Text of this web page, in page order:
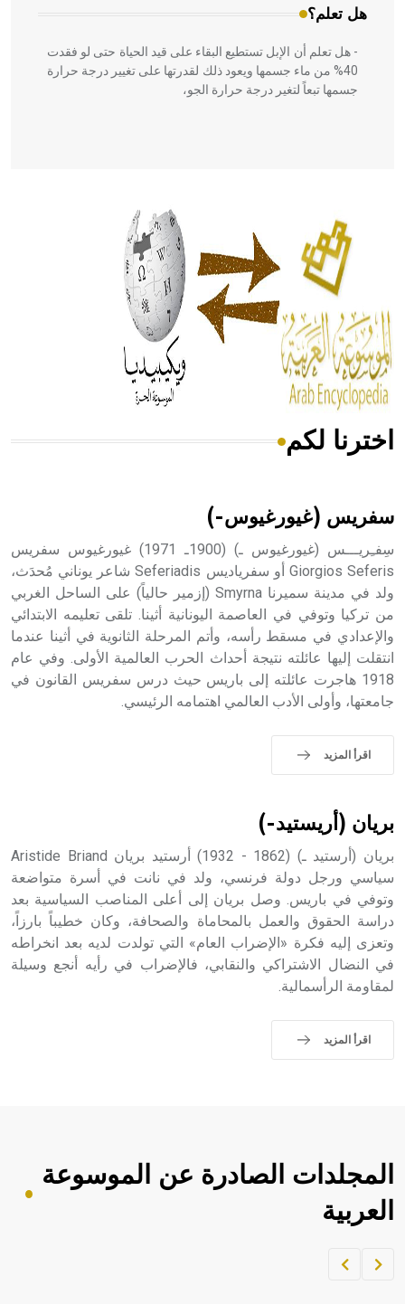
هل تعلم؟
- هل تعلم أن الإبل تستطيع البقاء على قيد الحياة حتى لو فقدت
40% من ماء جسمها ويعود ذلك لقدرتها على تغيير درجة حرارة
جسمها تبعاً لتغير درجة حرارة الجو،
الحكم، الأدلة، تنظيم التغذية، ورسالته في جروح الرأس. ويعود
له الفضل بأنه حرر الطب من الدين والفلسفة.
- هل تعلم أن المرجان إفراز حيواني يتكون في البحر ويتركب
من مادة كربونات الكلسيوم، وهو أحمر أو شديد الحمرة وهو
أجود أنواعه، ويمتاز بكبر الحجم ويسمى الش
هل تعلم أن الأبسيد كلمة فرنسية اللفظ تم اعتمادها مصطلحاً
- هل تعلم أن أبجر Abgar اسم معروف جيداً يعود إلى عدد من
الملوك الذين حكموا مدينة إديسا (الرها) من أبجر الأول وحتى
التاسع، وهم ينتسبون إلى أسرة أوسروين
sign تكتب منفصلة غير متصلة، وتعتمد المبدأ الأكوروفوني،
اخترنا لكم
سفريس (غيورغيوس-)
سِفـِريـــس (غيورغيوس ـ) (1900ـ 1971) غيورغيوس سفريس
Giorgios Seferis أو سفرياديس Seferiadis شاعر يوناني مُحدَث،
ولد في مدينة سميرنا Smyrna (إزمير حالياً) على الساحل الغربي
من تركيا وتوفي في العاصمة اليونانية أثينا. تلقى تعليمه الابتدائي
والإعدادي في مسقط رأسه، وأتم المرحلة الثانوية في أثينا عندما
انتقلت إليها عائلته نتيجة أحداث الحرب العالمية الأولى. وفي عام
1918 هاجرت عائلته إلى باريس حيث درس سفريس القانون في
جامعتها، وأولى الأدب العالمي اهتمامه الرئيسي.
اقرأ المزيد
بريان (أريستيد-)
بريان (أرستيد ـ) (1862 - 1932) أرستيد بريان Aristide Briand
سياسي ورجل دولة فرنسي، ولد في نانت في أسرة متواضعة
وتوفي في باريس. وصل بريان إلى أعلى المناصب السياسية بعد
دراسة الحقوق والعمل بالمحاماة والصحافة، وكان خطيباً بارزاً،
وتعزى إليه فكرة «الإضراب العام» التي تولدت لديه بعد انخراطه
في النضال الاشتراكي والنقابي، فالإضراب في رأيه أنجع وسيلة
لمقاومة الرأسمالية.
اقرأ المزيد
المجلدات الصادرة عن الموسوعة
العربية